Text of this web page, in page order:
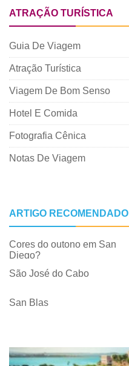
ATRAÇÃO TURÍSTICA
Guia De Viagem
Atração Turística
Viagem De Bom Senso
Hotel E Comida
Fotografia Cênica
Notas De Viagem
ARTIGO RECOMENDADO
Cores do outono em San
Diego?
São José do Cabo
San Blas